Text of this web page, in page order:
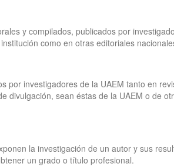
y compilados, publicados por
como en otras editoriales
por investigadores de la UAEM tanto en
divulgación, sean éstas de la UAEM o de
la investigación de un autor y sus
un grado o título profesional.